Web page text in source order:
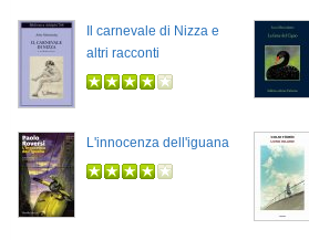
Il carnevale di Nizza e
altri racconti
L'innocenza dell'iguana